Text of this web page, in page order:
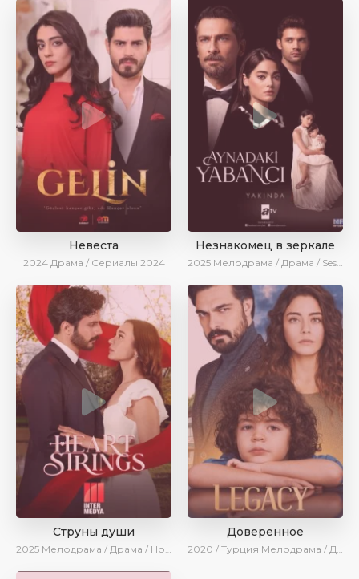
Невеста
2024 Драма / Сериалы 2024
Незнакомец в зеркале
2025 Мелодрама / Драма / SesDizi / AlisaDirilis / Новинки / Сериалы 2025
Струны души
2025 Мелодрама / Драма / Новинки / Сериалы 2025
Доверенное
2020 / Турция Мелодрама / Драма / Боевик / BeniAffet